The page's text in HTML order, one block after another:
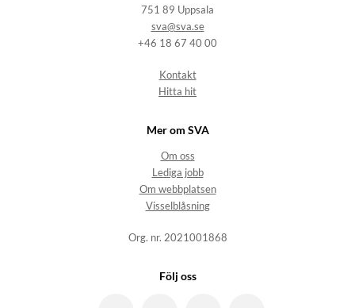
751 89 Uppsala
sva@sva.se
+46 18 67 40 00
Kontakt
Hitta hit
Mer om SVA
Om oss
Lediga jobb
Om webbplatsen
Visselblåsning
Org. nr. 2021001868
Följ oss